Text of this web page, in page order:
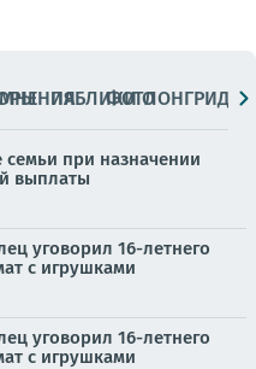
МНЕНИЯПАБЛИКИ
ФОТОЛОНГРИДЫ
семьи при назначении
выплаты
уговорил 16-летнего
с игрушками
уговорил 16-летнего
с игрушками